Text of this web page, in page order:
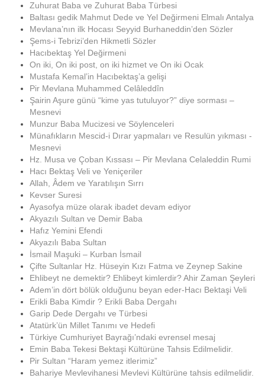
Zuhurat Baba ve Zuhurat Baba Türbesi
Baltası gedik Mahmut Dede ve Yel Değirmeni Elmalı Antalya
Mevlana’nın ilk Hocası Seyyid Burhaneddin’den Sözler
Şems-i Tebrizi’den Hikmetli Sözler
Hacıbektaş Yel Değirmeni
On iki, On iki post, on iki hizmet ve On iki Ocak
Mustafa Kemal’in Hacıbektaş’a gelişi
Pir Mevlana Muhammed Celâleddîn
Şairin Aşure günü “kime yas tutuluyor?” diye sorması –
Mesnevi
Munzur Baba Mucizesi ve Söylenceleri
Münafıkların Mescid-i Dırar yapmaları ve Resulün yıkması -
Mesnevi
Hz. Musa ve Çoban Kıssası – Pir Mevlana Celaleddin Rumi
Hacı Bektaş Veli ve Yeniçeriler
Allah, Âdem ve Yaratılışın Sırrı
Kevser Suresi
Ayasofya müze olarak ibadet devam ediyor
Akyazılı Sultan ve Demir Baba
Hafız Yemini Efendi
Akyazılı Baba Sultan
İsmail Maşuki – Kurban İsmail
Çifte Sultanlar Hz. Hüseyin Kızı Fatma ve Zeynep Sakine
Ehlibeyt ne demektir? Ehlibeyt kimlerdir? Ahir Zaman Şeyleri
Adem’in dört bölük olduğunu beyan eder-Hacı Bektaşi Veli
Erikli Baba Kimdir ? Erikli Baba Dergahı
Garip Dede Dergahı ve Türbesi
Atatürk’ün Millet Tanımı ve Hedefi
Türkiye Cumhuriyet Bayrağı’ndaki evrensel mesaj
Emin Baba Tekesi Bektaşi Kültürüne Tahsis Edilmelidir.
Pir Sultan “Haram yemez itlerimiz”
Bahariye Mevlevihanesi Mevlevi Kültürüne tahsis edilmelidir.